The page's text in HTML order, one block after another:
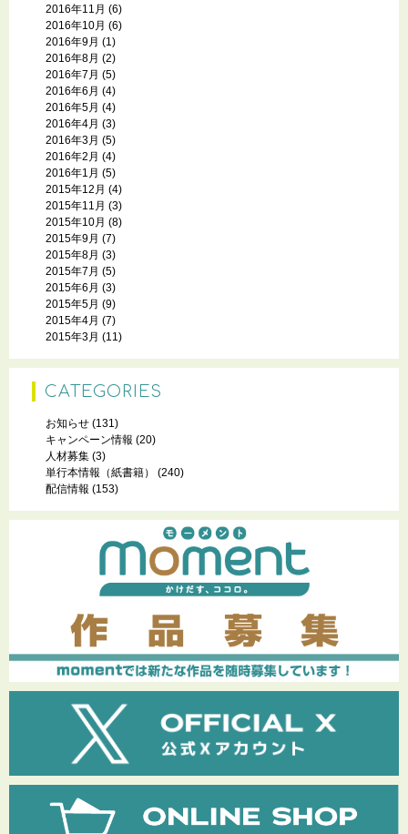
2016年11月 (6)
2016年10月 (6)
2016年9月 (1)
2016年8月 (2)
2016年7月 (5)
2016年6月 (4)
2016年5月 (4)
2016年4月 (3)
2016年3月 (5)
2016年2月 (4)
2016年1月 (5)
2015年12月 (4)
2015年11月 (3)
2015年10月 (8)
2015年9月 (7)
2015年8月 (3)
2015年7月 (5)
2015年6月 (3)
2015年5月 (9)
2015年4月 (7)
2015年3月 (11)
CATEGORIES
お知らせ (131)
キャンペーン情報 (20)
人材募集 (3)
単行本情報（紙書籍）
(240)
配信情報 (153)